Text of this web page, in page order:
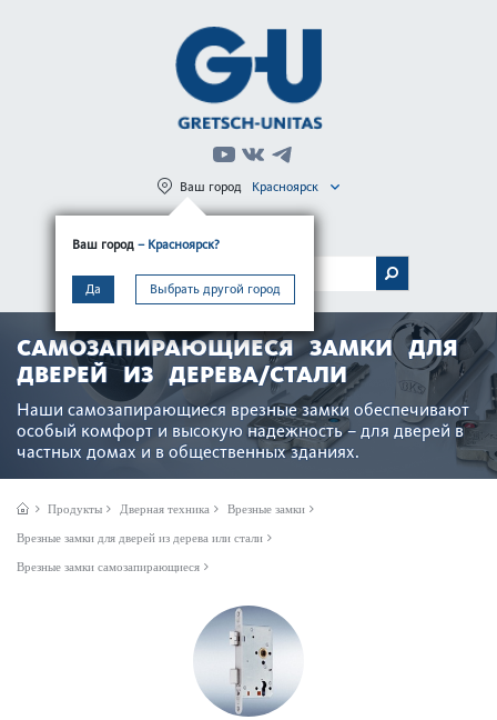
Ваш город – Красноярск?
Да Выбрать другой город
Ваш город Красноярск
МЕНЮ
CАМОЗАПИРАЮЩИЕСЯ ЗАМКИ ДЛЯ
ДВЕРЕЙ ИЗ ДЕРЕВА/СТАЛИ
Наши самозапи­рающиеся врезные замки обеспечивают
особый комфорт и выс­окую надежность – для дверей в
частных домах и в общес­твенных зданиях.
Продукты Дверная техника Врезные замки
Врезные замки для дверей из дерева или стали
Врезные замки самозапи­рающиеся